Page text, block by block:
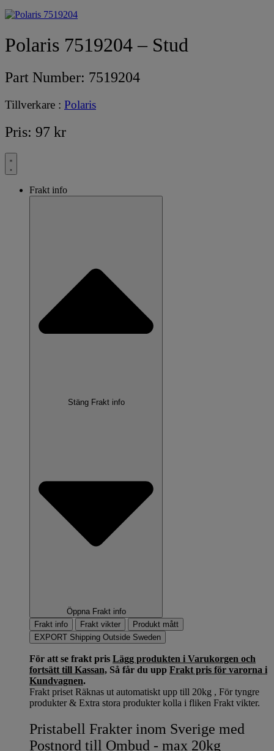
Polaris 7519204 – Stud
Part Number: 7519204
Tillverkare : Polaris
Pris: 97 kr
Frakt info
Stäng Frakt info
Öppna Frakt info
Frakt info
Frakt vikter
Produkt mått
EXPORT Shipping Outside Sweden
För att se frakt pris Lägg produkten i Varukorgen och
fortsätt till Kassan, Så får du upp Frakt pris för varorna i
Kundvagnen.
Frakt priset Räknas ut automatiskt upp till 20kg , För tyngre
produkter & Extra stora produkter kolla i fliken Frakt vikter.
Pristabell Frakter inom Sverige med
Postnord till Ombud - max 20kg